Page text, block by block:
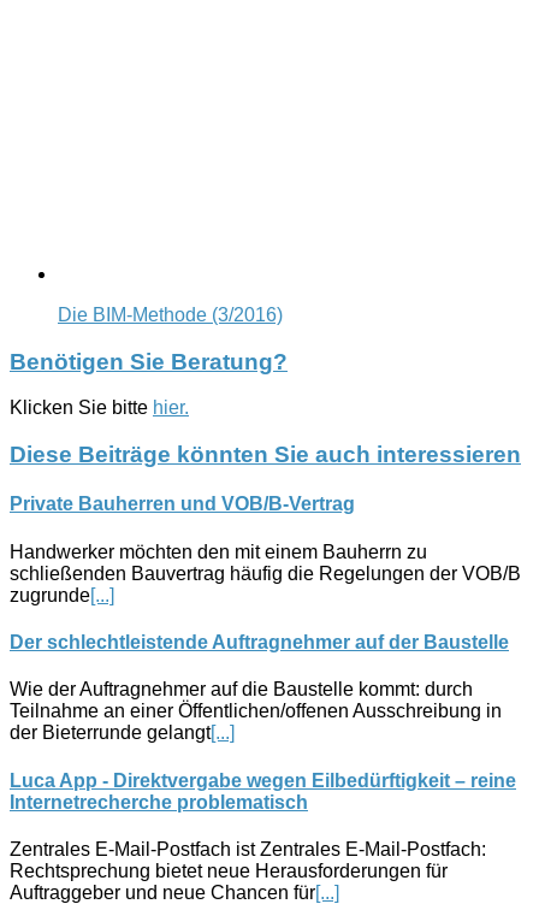
Die BIM-Methode (3/2016)
Benötigen Sie Beratung?
Klicken Sie bitte hier.
Diese Beiträge könnten Sie auch interessieren
Private Bauherren und VOB/B-Vertrag
Handwerker möchten den mit einem Bauherrn zu
schließenden Bauvertrag häufig die Regelungen der VOB/B
zugrunde[...]
Der schlechtleistende Auftragnehmer auf der Baustelle
Wie der Auftragnehmer auf die Baustelle kommt: durch
Teilnahme an einer Öffentlichen/offenen Ausschreibung in
der Bieterrunde gelangt[...]
Luca App - Direktvergabe wegen Eilbedürftigkeit – reine
Internetrecherche problematisch
Zentrales E-Mail-Postfach ist Zentrales E-Mail-Postfach:
Rechtsprechung bietet neue Herausforderungen für
Auftraggeber und neue Chancen für[...]